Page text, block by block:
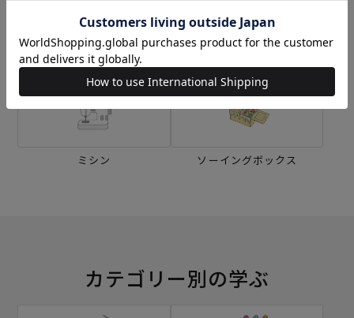
編み物
ミシン ソーイングボックス
カテゴリー別の学ぶ